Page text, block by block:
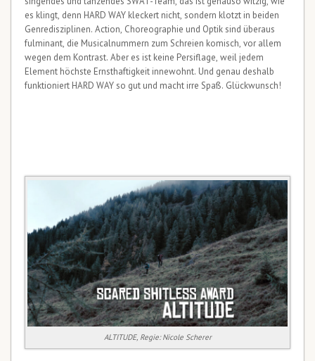
es klingt, denn HARD WAY kleckert nicht, sondern klotzt in beiden
Genredisziplinen. Action, Choreographie und Optik sind überaus
fulminant, die Musicalnummern zum Schreien komisch, vor allem
wegen dem Kontrast. Aber es ist keine Persiflage, weil jedem
Element höchste Ernsthaftigkeit innewohnt. Und genau deshalb
funktioniert HARD WAY so gut und macht irre Spaß. Glückwunsch!
ALTITUDE, Regie: Nicole Scherer